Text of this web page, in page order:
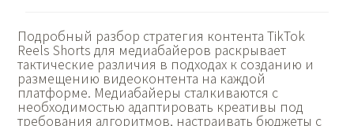
Подробный разбор стратегия контента TikTok
Reels Shorts для медиабайеров раскрывает
тактические различия в подходах к созданию и
размещению видеоконтента на каждой
платформе. Медиабайеры сталкиваются с
необходимостью адаптировать креативы под
требования алгоритмов, настраивать бюджеты с